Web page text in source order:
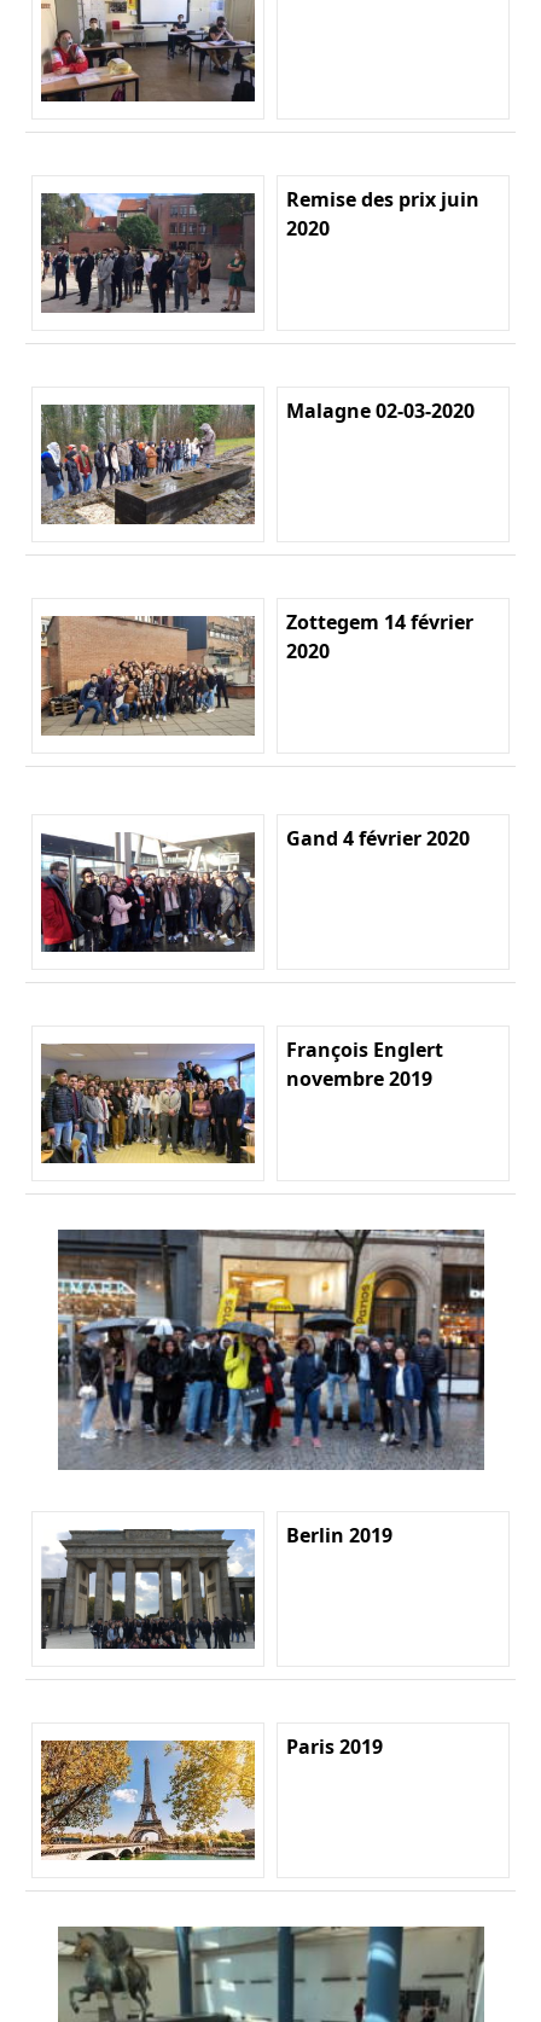
Remise des prix juin
2020
Malagne 02-03-2020
Zottegem 14 février
2020
Gand 4 février 2020
François Englert
novembre 2019
Berlin 2019
Paris 2019